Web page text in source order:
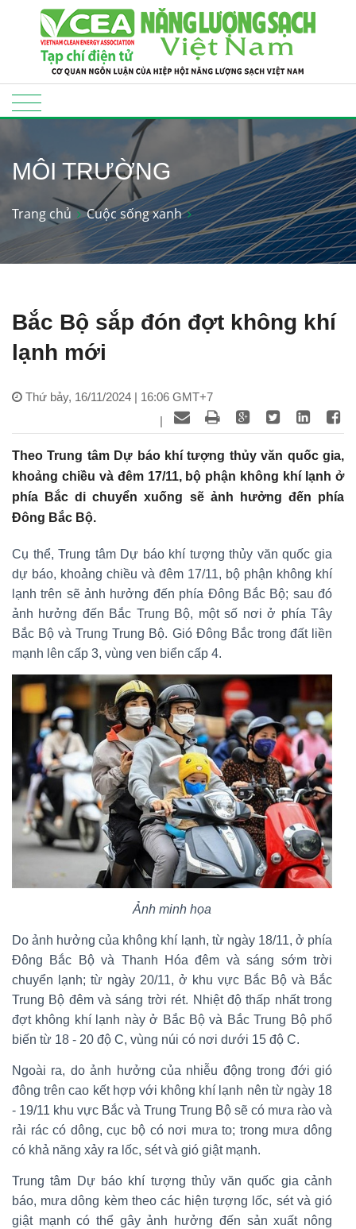
MÔI TRƯỜNG
Trang chủ Cuộc sống xanh
Bắc Bộ sắp đón đợt không khí
lạnh mới
Thứ bảy, 16/11/2024 | 16:06 GMT+7
|
Theo Trung tâm Dự báo khí tượng thủy văn quốc gia,
khoảng chiều và đêm 17/11, bộ phận không khí lạnh ở
phía Bắc di chuyển xuống sẽ ảnh hưởng đến phía
Đông Bắc Bộ.
Cụ thể, Trung tâm Dự báo khí tượng thủy văn quốc gia
dự báo, khoảng chiều và đêm 17/11, bộ phận không khí
lạnh trên sẽ ảnh hưởng đến phía Đông Bắc Bộ; sau đó
ảnh hưởng đến Bắc Trung Bộ, một số nơi ở phía Tây
Bắc Bộ và Trung Trung Bộ. Gió Đông Bắc trong đất liền
mạnh lên cấp 3, vùng ven biển cấp 4.
Ảnh minh họa
Do ảnh hưởng của không khí lạnh, từ ngày 18/11, ở phía
Đông Bắc Bộ và Thanh Hóa đêm và sáng sớm trời
chuyển lạnh; từ ngày 20/11, ở khu vực Bắc Bộ và Bắc
Trung Bộ đêm và sáng trời rét. Nhiệt độ thấp nhất trong
đợt không khí lạnh này ở Bắc Bộ và Bắc Trung Bộ phổ
biến từ 18 - 20 độ C, vùng núi có nơi dưới 15 độ C.
Ngoài ra, do ảnh hưởng của nhiễu động trong đới gió
đông trên cao kết hợp với không khí lạnh nên từ ngày 18
- 19/11 khu vực Bắc và Trung Trung Bộ sẽ có mưa rào và
rải rác có dông, cục bộ có nơi mưa to; trong mưa dông
có khả năng xảy ra lốc, sét và gió giật mạnh.
Trung tâm Dự báo khí tượng thủy văn quốc gia cảnh
báo, mưa dông kèm theo các hiện tượng lốc, sét và gió
giật mạnh có thể gây ảnh hưởng đến sản xuất nông